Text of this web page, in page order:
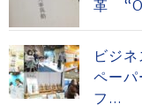
革
ビジ
ペー
フ...